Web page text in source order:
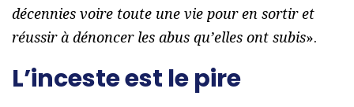
décennies voire toute une vie pour en sortir et
réussir à dénoncer les abus qu’elles ont subis».
L’inceste est le pire